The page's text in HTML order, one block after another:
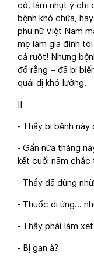
cớ, làm nhụt ý chí
bệnh khó chữa,
phụ nữ Việt Nam
mẹ làm gia đình
cả ruột! Nhưng
đồ rằng – đã bị
quái dị khó lường.
- Thầy bị bệnh này
- Gần nửa tháng
kết cuối năm
- Thầy đã dùng
- Thuốc dị ứng…
- Thầy phải làm
- Bị gan à?